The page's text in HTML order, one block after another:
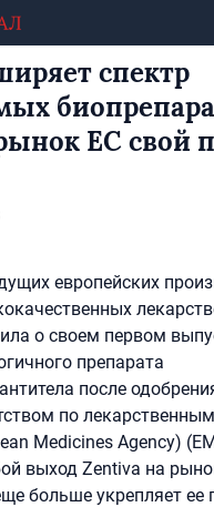
спектр
ЕС свой
европейских
о своем первом
препарата
после
по лекарственным
Medicines Agency)
выход Zentiva на
больше укрепляет ее